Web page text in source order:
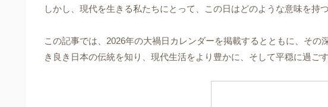
しかし、現代を生きる私たちにとって、この日はどのような意味を持
この記事では、2026年の大禍日カレンダーを掲載するとともに、そ
き良き日本の伝統を知り、現代生活をより豊かに、そして平穏に過ご